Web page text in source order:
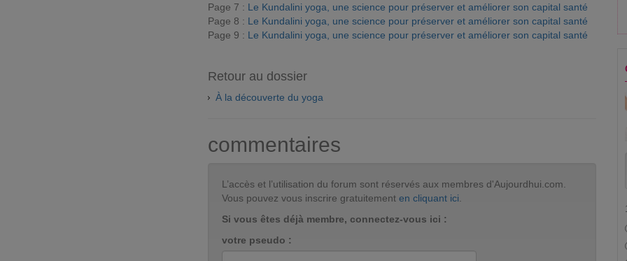
Page 7 : Le Kundalini yoga, une science pour préserver et améliorer son capital santé
Page 8 : Le Kundalini yoga, une science pour préserver et améliorer son capital santé
Page 9 : Le Kundalini yoga, une science pour préserver et améliorer son capital santé
Retour au dossier
À la découverte du yoga
commentaires
L’accès et l’utilisation du forum sont réservés aux membres d'Aujourdhui.com.
Vous pouvez vous inscrire gratuitement en cliquant ici
Si vous êtes déjà membre, connectez-vous ici :
votre pseudo :